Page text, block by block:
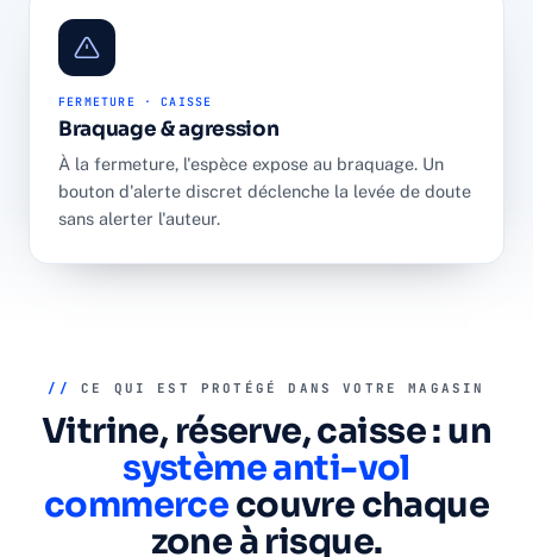
FERMETURE · CAISSE
Braquage & agression
À la fermeture, l'espèce expose au braquage. Un
bouton d'alerte discret déclenche la levée de doute
sans alerter l'auteur.
// CE QUI EST PROTÉGÉ DANS VOTRE MAGASIN
Vitrine, réserve, caisse : un
système anti-vol
commercecouvre chaque
zone à risque.